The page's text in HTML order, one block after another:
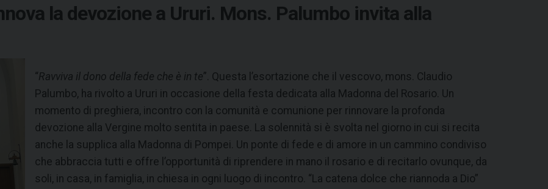
la devozione a Ururi. Mons. Palumbo invita alla
“Ravviva il dono della fede che è in te”. Questa l’esortazione che il vescovo, mons. Claudio
Palumbo, ha rivolto a Ururi in occasione della festa dedicata alla Madonna del Rosario. Un
momento di preghiera, incontro con la comunità e comunione per rinnovare la profonda
devozione alla Vergine molto sentita in paese. La solennità si è svolta nel giorno in cui si recita
anche la supplica alla Madonna di Pompei. Un ponte di fede e di amore in un cammino condiviso
che abbraccia tutti e offre l’opportunità di riprendere in mano il rosario e di recitarlo ovunque, da
soli, in casa, in famiglia, in chiesa in ogni luogo di incontro. “La catena dolce che riannoda a Dio”